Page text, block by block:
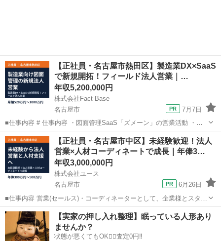
【正社員・名古屋市熱田区】製造業DX×SaaS
で新規開拓！フィールド法人営業｜…
年収5,200,000円
株式会社Fact Base
名古屋市
7月7日
■仕事内容 # 仕事内容 ・図面管理SaaS「ズメーン」の営業活動 ・イ
ンサイドセールスからカスタマーサクセスまで一気通貫で担うSaaS営
業 ・日本国内の出張（関東・北陸・東北エリアを中心）を伴う営業活
動（※担当...
愛知 名古屋市 営業 未経験
【正社員・名古屋市中区】未経験歓迎！法人
営業×人材コーディネートで成長｜年俸3…
年収3,000,000円
株式会社ユース
名古屋市
6月26日
■仕事内容 営業(セールス)・コーディネーターとして、企業様とスタッ
フさんのマッチングを図るお仕事です。 人材でお困りの企業様へ派遣
サービスをご提案します。 また、スタッフさんの希望条件にマッチし
た仕事を紹介していくこ...
愛知 名古屋市 営業 未経験
【実家の押し入れ整理】眠っている人形あり
ませんか？
状態が悪くてもOK🙆‍♀️査定0円‼️